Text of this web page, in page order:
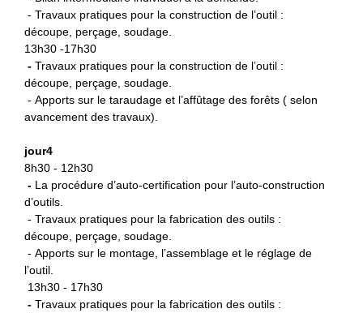
- Travaux pratiques pour la construction de l’outil :
découpe, perçage, soudage.
13h30 -17h30
- Travaux pratiques pour la construction de l’outil :
découpe, perçage, soudage.
- Apports sur le taraudage et l’affûtage des forêts ( selon
avancement des travaux).
jour4
8h30 - 12h30
- La procédure d’auto-certification pour l’auto-construction
d’outils.
- Travaux pratiques pour la fabrication des outils :
découpe, perçage, soudage.
- Apports sur le montage, l’assemblage et le réglage de
l’outil.
13h30 - 17h30
- Travaux pratiques pour la fabrication des outils :